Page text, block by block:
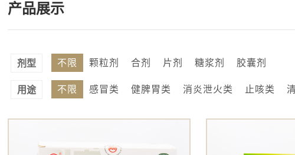
产品展示
剂型 不限 颗粒剂 合剂 片剂 糖浆剂 胶囊剂
用途 不限 感冒类 健脾胃类 消炎泄火类 止咳类